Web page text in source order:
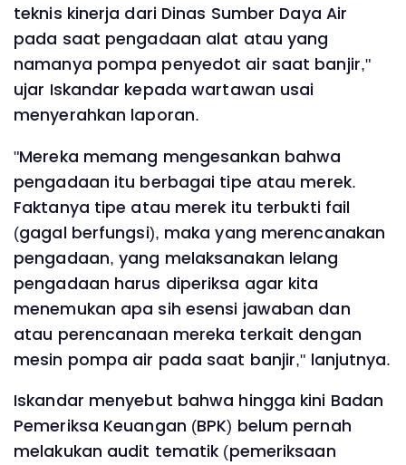
teknis kinerja dari Dinas Sumber Daya Air
pada saat pengadaan alat atau yang
namanya pompa penyedot air saat banjir,"
ujar Iskandar kepada wartawan usai
menyerahkan laporan.
"Mereka memang mengesankan bahwa
pengadaan itu berbagai tipe atau merek.
Faktanya tipe atau merek itu terbukti fail
(gagal berfungsi), maka yang merencanakan
pengadaan, yang melaksanakan lelang
pengadaan harus diperiksa agar kita
menemukan apa sih esensi jawaban dan
atau perencanaan mereka terkait dengan
mesin pompa air pada saat banjir," lanjutnya.
Iskandar menyebut bahwa hingga kini Badan
Pemeriksa Keuangan (BPK) belum pernah
melakukan audit tematik (pemeriksaan